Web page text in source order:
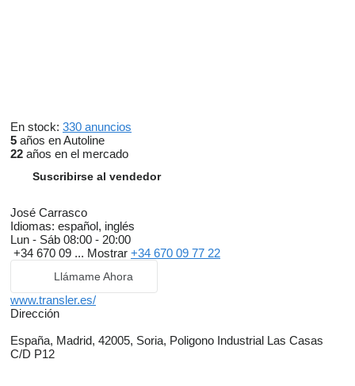
En stock: 330 anuncios
5 años en Autoline
22 años en el mercado
Suscribirse al vendedor
José Carrasco
Idiomas: español, inglés
Lun - Sáb 08:00 - 20:00
+34 670 09 ... Mostrar +34 670 09 77 22
Llámame Ahora
www.transler.es/
Dirección
España, Madrid, 42005, Soria, Poligono Industrial Las Casas
C/D P12